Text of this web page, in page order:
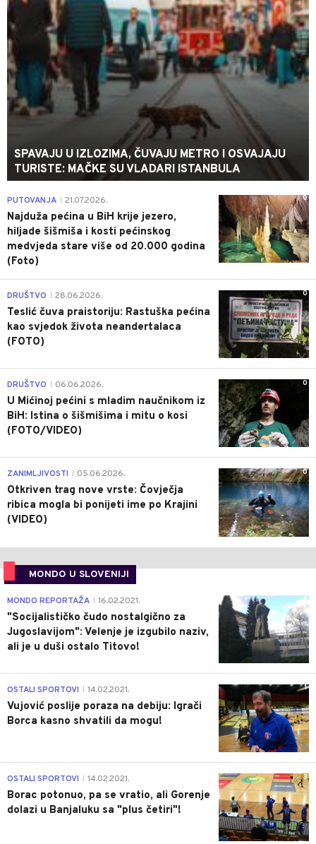
SPAVAJU U IZLOZIMA, ČUVAJU METRO I OSVAJAJU
TURISTE: MAČKE SU VLADARI ISTANBULA
0
PUTOVANJA 21.07.2026.
Najduža pećina u BiH krije jezero,
hiljade šišmiša i kosti pećinskog
medvjeda stare više od 20.000 godina
(Foto)
0
DRUŠTVO 28.06.2026.
Teslić čuva praistoriju: Rastuška pećina
kao svjedok života neandertalaca
(FOTO)
0
DRUŠTVO 06.06.2026.
U Mićinoj pećini s mladim naučnikom iz
BiH: Istina o šišmišima i mitu o kosi
(FOTO/VIDEO)
0
ZANIMLJIVOSTI 05.06.2026.
Otkriven trag nove vrste: Čovječja
ribica mogla bi ponijeti ime po Krajini
(VIDEO)
MONDO U SLOVENIJI
4
MONDO REPORTAŽA 16.02.2021.
"Socijalističko čudo nostalgično za
Jugoslavijom": Velenje je izgubilo naziv,
ali je u duši ostalo Titovo!
1
OSTALI SPORTOVI 14.02.2021.
Vujović poslije poraza na debiju: Igrači
Borca kasno shvatili da mogu!
3
OSTALI SPORTOVI 14.02.2021.
Borac potonuo, pa se vratio, ali Gorenje
dolazi u Banjaluku sa "plus četiri"!